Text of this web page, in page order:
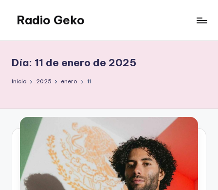
Saltar
contenido
Radio Geko
Día: 11 de enero de 2025
Inicio 2025 enero 11